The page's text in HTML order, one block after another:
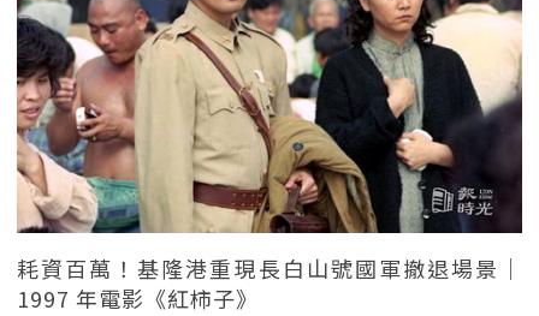
耗資百萬！基隆港重現長白山號國軍撤退場景｜
1997 年電影《紅柿子》